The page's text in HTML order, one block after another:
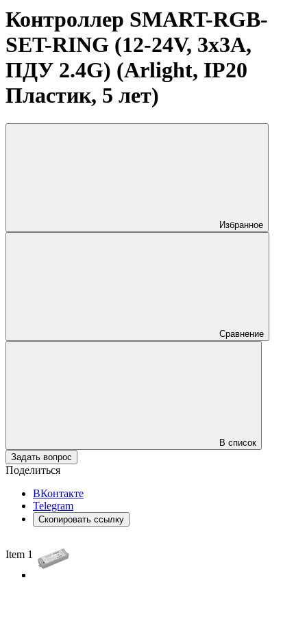
Контроллер SMART-RGB-
SET-RING (12-24V, 3x3A,
ПДУ 2.4G) (Arlight, IP20
Пластик, 5 лет)
Избранное
Сравнение
В список
Задать вопрос
Поделиться
ВКонтакте
Telegram
Скопировать ссылку
Item 1 of 3